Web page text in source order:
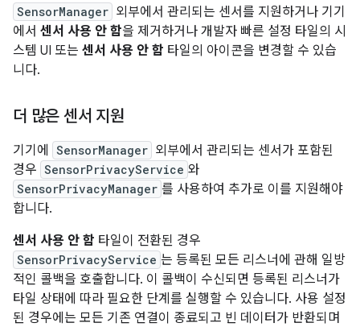
SensorManager 외부에서 관리되는 센서를 지원하거나 기기
에서 센서 사용 안 함을 제거하거나 개발자 빠른 설정 타일의 시
스템 UI 또는 센서 사용 안 함 타일의 아이콘을 변경할 수 있습
니다.
더 많은 센서 지원
기기에 SensorManager 외부에서 관리되는 센서가 포함된
경우 SensorPrivacyService 와
SensorPrivacyManager 를 사용하여 추가로 이를 지원해야
합니다.
센서 사용 안 함 타일이 전환된 경우
SensorPrivacyService 는 등록된 모든 리스너에 관해 일방
적인 콜백을 호출합니다. 이 콜백이 수신되면 등록된 리스너가
타일 상태에 따라 필요한 단계를 실행할 수 있습니다. 사용 설정
된 경우에는 모든 기존 연결이 종료되고 빈 데이터가 반환되며